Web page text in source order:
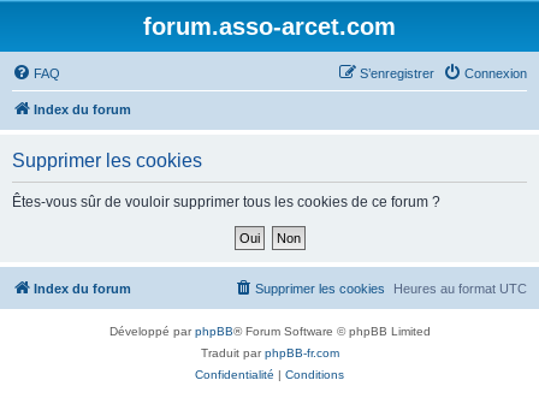
forum.asso-arcet.com
FAQ Connexion
S’enregistrer
Index du forum
Supprimer les cookies
Êtes-vous sûr de vouloir supprimer tous les cookies de ce forum ?
Index du forum Heures au format UTC
Supprimer les cookies
Développé parphpBB® Forum Software © phpBB Limited
Traduit parphpBB-fr.com
Confidentialité | Conditions